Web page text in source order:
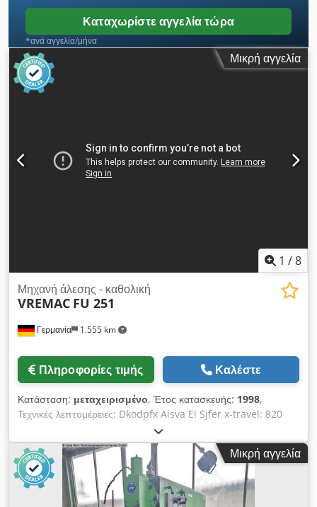
Καταχωρίστε αγγελία τώρα
*ανά αγγελία/μήνα
Μικρή αγγελία
1 /8
Γερμανία 1.555 km
Μηχανή άλεσης - καθολική
VREMAC FU 251
Πληροφορίες τιμής Καλέστε
Κατάσταση: μεταχειρισμένο, Έτος κατασκευής: 1998,
Τεχνικές λεπτομέρειες: Dkodpfx Aisva Ei Sjfer x-travel: 820
χλστ y-travel: 280 mm z-travel: 410 χλστ Βάση άξονα ISO: SK
40 Απόσταση μεταξύ τραπεζιού και οριζόντιου άξονα: ελάχ.
440 mm Ρύθμιση εγκάρσιας ράβδου - οριζόντια: 650 mm
Εύρος στροφών: 40...2000 / 18 στροφές ανά λεπτό Εύρος
περιστροφής +/-: στις 90°: 360° και στις 45°: 360° μοίρες
επιφάνεια σύσφιξης: 1120 x 250 mm Περιστροφή τραπεζιού
Μικρή αγγελία